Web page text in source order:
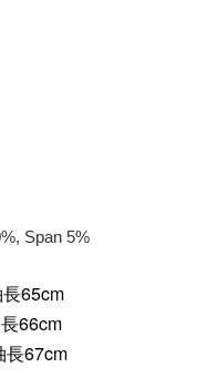
Span 5%
65cm
66cm
長67cm